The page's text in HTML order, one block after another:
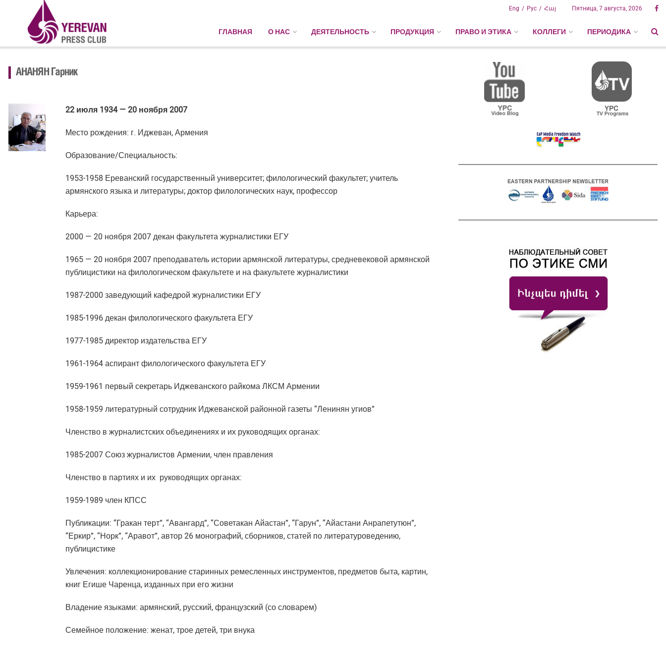
Рус Հայ
Eng Пятница, 7 августа, 2026
ГЛАВНАЯ О НАС ДЕЯТЕЛЬНОСТЬ ПРОДУКЦИЯ ПРАВО И ЭТИКА КОЛЛЕГИ ПЕРИОДИКА
АНАНЯН Гарник
22 июля 1934 — 20 ноября 2007
Место рождения: г. Иджеван, Армения
Образование/Специальность:
1953-1958 Ереванский государственный университет; филологический факультет; учитель
армянского языка и литературы; доктор филологических наук, профессор
Карьера:
2000 — 20 ноября 2007 декан факультета журналистики ЕГУ
1965 — 20 ноября 2007 преподаватель истории армянской литературы, средневековой армянской
публицистики на филологическом факультете и на факультете журналистики
1987-2000 заведующий кафедрой журналистики ЕГУ
1985-1996 декан филологического факультета ЕГУ
1977-1985 директор издательства ЕГУ
1961-1964 аспирант филологического факультета ЕГУ
1959-1961 первый секретарь Иджеванского райкома ЛКСМ Армении
1958-1959 литературный сотрудник Иджеванской районной газеты “Ленинян угиов”
Членство в журналистских объединениях и их руководящих органах:
1985-2007 Союз журналистов Армении, член правления
Членство в партиях и их руководящих органах:
1959-1989 член КПСС
Публикации: “Гракан терт”, “Авангард”, “Советакан Айастан”, “Гарун”, “Айастани Анрапетутюн”,
“Еркир”, “Норк”, “Аравот”, автор 26 монографий, сборников, статей по литературоведению,
публицистике
Увлечения: коллекционирование старинных ремесленных инструментов, предметов быта, картин,
книг Егише Чаренца, изданных при его жизни
Владение языками: армянский, русский, французский (со словарем)
Семейное положение: женат, трое детей, три внука